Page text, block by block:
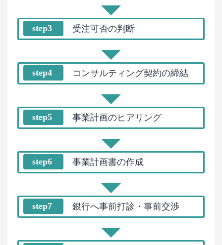
step3 受注可否の判断
step4 コンサルティング契約の締結
step5 事業計画のヒアリング
step6 事業計画書の作成
step7 銀行へ事前打診・事前交渉